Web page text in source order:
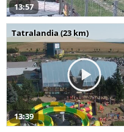
13:57
Tatralandia (23 km)
13:39